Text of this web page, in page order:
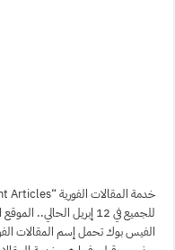
للجميع في 12 إبريل